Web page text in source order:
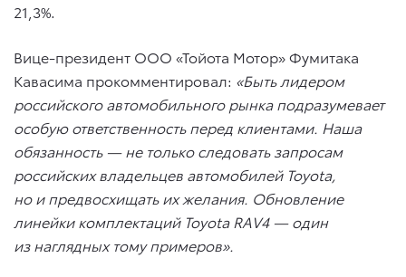
21,3%.
Вице-президент ООО «Тойота Мотор» Фумитака
Кавасима прокомментировал: «Быть лидером
российского автомобильного рынка подразумевает
особую ответственность перед клиентами. Наша
обязанность — не только следовать запросам
российских владельцев автомобилей Toyota,
но и предвосхищать их желания. Обновление
линейки комплектаций Toyota RAV4 — один
из наглядных тому примеров».